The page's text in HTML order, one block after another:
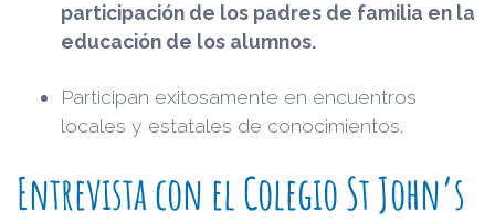
participación de los padres de familia en la
educación de los alumnos.
Participan exitosamente en encuentros
locales y estatales de conocimientos.
Entrevista con el Colegio St John’s